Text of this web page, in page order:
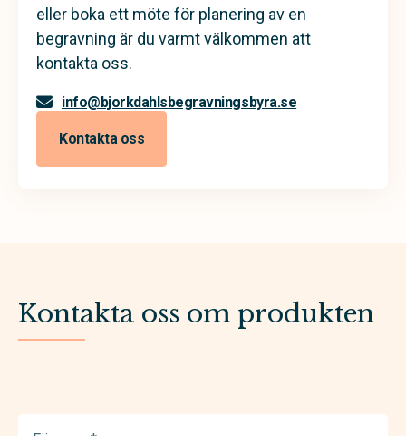
eller boka ett möte för planering av en
begravning är du varmt välkommen att
kontakta oss.
info@bjorkdahlsbegravningsbyra.se
Kontakta oss
Kontakta oss om produkten